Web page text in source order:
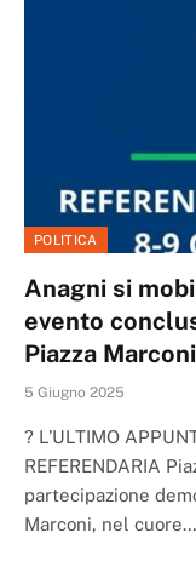
POLITICA
Anagni si
evento
Piazza Marconi
5 Giugno 2025
? L’ULTIMO
REFERENDARIA
partecipazione
Marconi, nel cuore…